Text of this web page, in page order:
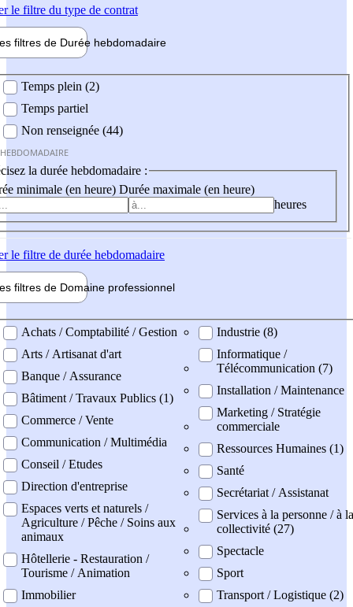
le filtre du type de contrat
filtres de Durée hebdomadaire
Temps plein (2)
Temps partiel
Non renseignée (44)
la durée hebdomadaire :
minimale (en heure) Durée maximale (en heure)
heures
le filtre de durée hebdomadaire
filtres de Domaine professionnel
professionel
Achats / Comptabilité / Gestion
Arts / Artisanat d'art
Banque / Assurance
Bâtiment / Travaux Publics (1)
Commerce / Vente
Communication / Multimédia
Conseil / Etudes
Direction d'entreprise
Espaces verts et naturels /
Agriculture / Pêche / Soins aux
animaux
Hôtellerie - Restauration /
Tourisme / Animation
Immobilier
Industrie (8)
Informatique /
Télécommunication (7)
Installation / Maintenance
Marketing / Stratégie
commerciale
Ressources Humaines (1)
Santé
Secrétariat / Assistanat
Services à la personne / à la
collectivité (27)
Spectacle
Sport
Transport / Logistique (2)